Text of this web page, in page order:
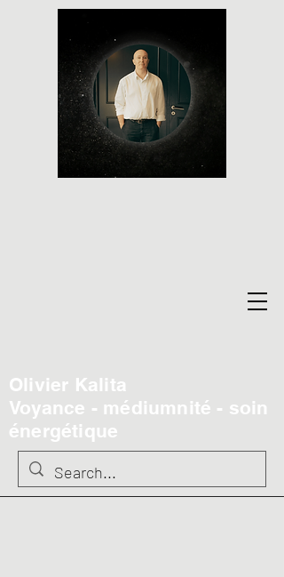
Olivier Kalita
Voyance - médiumnité - soin
énergétique